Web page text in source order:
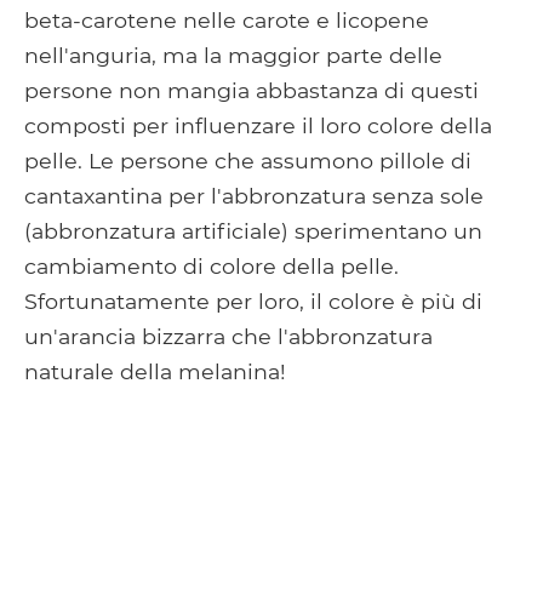
beta-carotene nelle carote e licopene
nell'anguria, ma la maggior parte delle
persone non mangia abbastanza di questi
composti per influenzare il loro colore della
pelle. Le persone che assumono pillole di
cantaxantina per l'abbronzatura senza sole
(abbronzatura artificiale) sperimentano un
cambiamento di colore della pelle.
Sfortunatamente per loro, il colore è più di
un'arancia bizzarra che l'abbronzatura
naturale della melanina!